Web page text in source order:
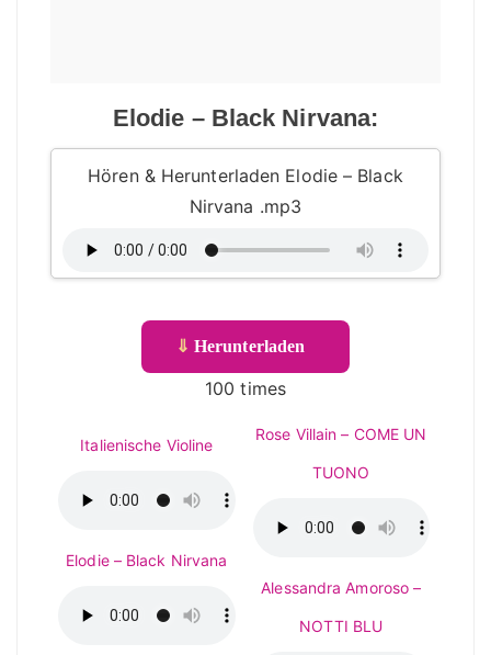
Elodie – Black Nirvana:
Hören & Herunterladen Elodie – Black
Nirvana .mp3
⇓ Herunterladen
100 times
Italienische Violine
Elodie – Black Nirvana
Rose Villain – COME UN
TUONO
Alessandra Amoroso –
NOTTI BLU